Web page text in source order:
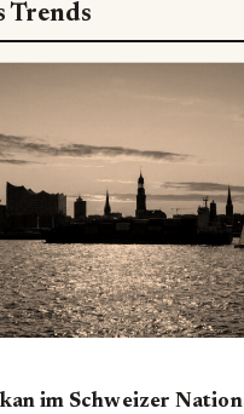
Trends
im Schweizer